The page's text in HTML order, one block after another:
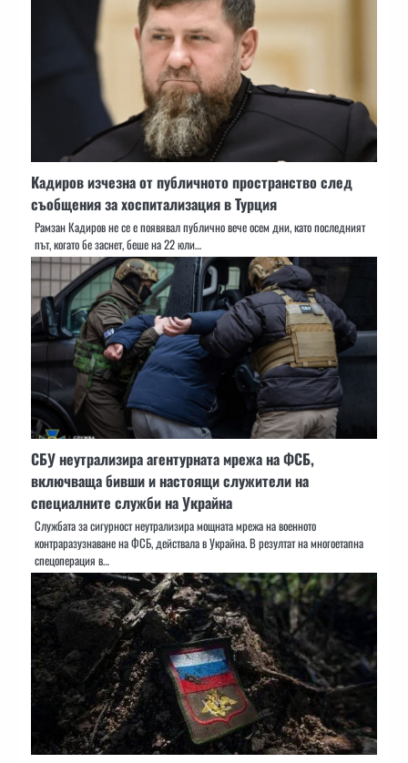
Кадиров изчезна от публичното пространство след
съобщения за хоспитализация в Турция
Рамзан Кадиров не се е появявал публично вече осем дни, като последният
път, когато бе заснет, беше на 22 юли…
СБУ неутрализира агентурната мрежа на ФСБ,
включваща бивши и настоящи служители на
специалните служби на Украйна
Службата за сигурност неутрализира мощната мрежа на военното
контраразузнаване на ФСБ, действала в Украйна. В резултат на многоетапна
спецоперация в…